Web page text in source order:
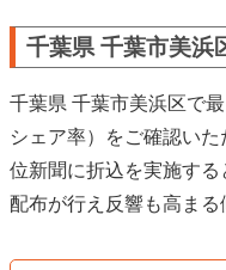
千葉県 千葉市美浜
千葉県 千葉市美浜区で
シェア率）をご確認い
位新聞に折込を実施す
配布が行え反響も高まる